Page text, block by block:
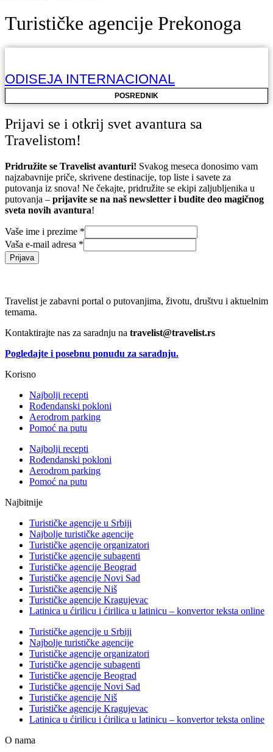
Turističke agencije Prekonoga
ODISEJA INTERNACIONAL
POSREDNIK
Prijavi se i otkrij svet avantura sa
Travelistom!
Pridružite se Travelist avanturi! Svakog meseca donosimo vam
najzabavnije priče, skrivene destinacije, top liste i savete za
putovanja iz snova! Ne čekajte, pridružite se ekipi zaljubljenika u
putovanja – prijavite se na naš newsletter i budite deo magičnog
sveta novih avantura!
Vaše ime i prezime *
Vaša e-mail adresa *
Prijava
Travelist je zabavni portal o putovanjima, životu, društvu i aktuelnim
temama.
Kontaktirajte nas za saradnju na travelist@travelist.rs
Pogledajte i posebnu ponudu za saradnju.
Korisno
Najbolji recepti
Rođendanski pokloni
Aerodrom parking
Pomoć na putu
Najbolji recepti
Rođendanski pokloni
Aerodrom parking
Pomoć na putu
Najbitnije
Turističke agencije u Srbiji
Najbolje turističke agencije
Turističke agencije organizatori
Turističke agencije subagenti
Turističke agencije Beograd
Turističke agencije Novi Sad
Turističke agencije Niš
Turističke agencije Kragujevac
Latinica u ćirilicu i ćirilica u latinicu – konvertor teksta online
Turističke agencije u Srbiji
Najbolje turističke agencije
Turističke agencije organizatori
Turističke agencije subagenti
Turističke agencije Beograd
Turističke agencije Novi Sad
Turističke agencije Niš
Turističke agencije Kragujevac
Latinica u ćirilicu i ćirilica u latinicu – konvertor teksta online
O nama